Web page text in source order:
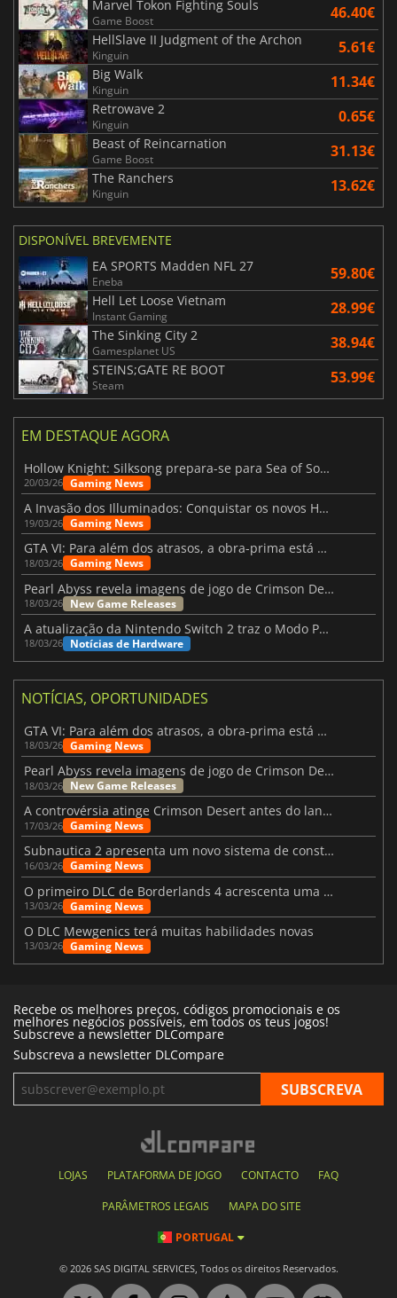
Marvel Tokon Fighting Souls
Game Boost 46.40€
HellSlave II Judgment of the Archon
Kinguin 5.61€
Big Walk
Kinguin 11.34€
Retrowave 2
Kinguin 0.65€
Beast of Reincarnation
Game Boost 31.13€
The Ranchers
Kinguin 13.62€
DISPONÍVEL BREVEMENTE
EA SPORTS Madden NFL 27
Eneba 59.80€
Hell Let Loose Vietnam
Instant Gaming 28.99€
The Sinking City 2
Gamesplanet US 38.94€
STEINS;GATE RE BOOT
Steam 53.99€
EM DESTAQUE AGORA
Hollow Knight: Silksong prepara-se para Sea of Sorrow com um patch
20/03/26 Gaming News
A Invasão dos Illuminados: Conquistar os novos Helldivers 2 Atualização!
19/03/26 Gaming News
GTA VI: Para além dos atrasos, a obra-prima está quase a chegar
18/03/26 Gaming News
Pearl Abyss revela imagens de jogo de Crimson Desert para a PS5
18/03/26 New Game Releases
A atualização da Nintendo Switch 2 traz o Modo Portátil aos jogos mais antigos da Switch
18/03/26 Notícias de Hardware
NOTÍCIAS, OPORTUNIDADES
GTA VI: Para além dos atrasos, a obra-prima está quase a chegar
18/03/26 Gaming News
Pearl Abyss revela imagens de jogo de Crimson Desert para a PS5
18/03/26 New Game Releases
A controvérsia atinge Crimson Desert antes do lançamento
17/03/26 Gaming News
Subnautica 2 apresenta um novo sistema de construção de bases
16/03/26 Gaming News
O primeiro DLC de Borderlands 4 acrescenta uma nova personagem e muito mais
13/03/26 Gaming News
O DLC Mewgenics terá muitas habilidades novas
13/03/26 Gaming News
Recebe os melhores preços, códigos promocionais e os
melhores negócios possíveis, em todos os teus jogos!
Subscreve a newsletter DLCompare
Subscreva a newsletter DLCompare
LOJAS PLATAFORMA DE JOGO CONTACTO FAQ
PARÂMETROS LEGAIS MAPA DO SITE
PORTUGAL
© 2026 SAS DIGITAL SERVICES, Todos os direitos Reservados.